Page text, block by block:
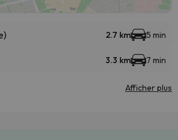
2.7 km 5 min
3.3 km 7 min
Afficher plus